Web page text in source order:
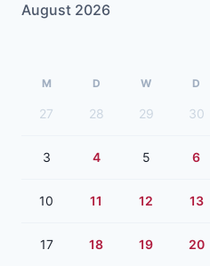
August 2026
M D W D
27 28 29 30
3 4 5 6
10 11 12 13
17 18 19 20